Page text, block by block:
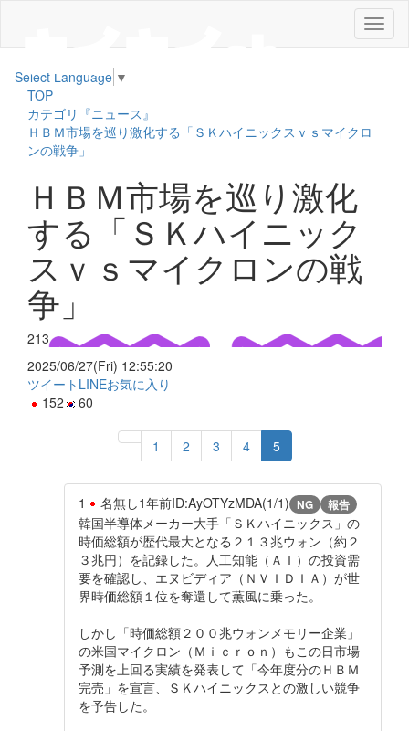
メ
ニ
Select Language ▼
TOP
カテゴリ『ニュース』
ＨＢＭ市場を巡り激化する「ＳＫハイニックスｖｓマイクロ
ンの戦争」
ＨＢＭ市場を巡り激化
する「ＳＫハイニック
スｖｓマイクロンの戦
争」
213
2025/06/27(Fri) 12:55:20
ツイート LINEお気に入り
152
60
1 2 3 4 5
1 名無し1年前ID:AyOTYzMDA(1/1) NG 報告
韓国半導体メーカー大手「ＳＫハイニックス」の
時価総額が歴代最大となる２１３兆ウォン（約２
３兆円）を記録した。人工知能（ＡＩ）の投資需
要を確認し、エヌビディア（ＮＶＩＤＩＡ）が世
界時価総額１位を奪還して薫風に乗った。
しかし「時価総額２００兆ウォンメモリー企業」
の米国マイクロン（Ｍｉｃｒｏｎ）もこの日市場
予測を上回る実績を発表して「今年度分のＨＢＭ
完売」を宣言、ＳＫハイニックスとの激しい競争
を予告した。